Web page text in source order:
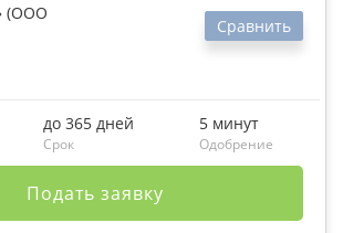
Сравнить
до 365 дней
Срок
5 минут
Одобрение
Подать заявку